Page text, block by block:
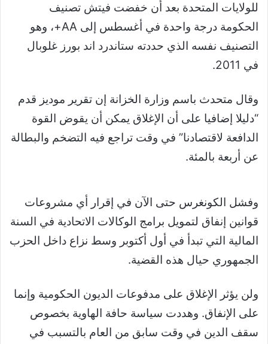
للولايات المتحدة بعد أن خفضت فيتش تصنيف
الحكومة درجة واحدة في أغسطس إلى AA+، وهو
التصنيف نفسه الذي حددته ستاندرد اند بورز غلوبال
في 2011.
وقال متحدث باسم وزارة الخزانة إن تقرير موديز قدم
“دليلا إضافيا على أن الإغلاق يمكن أن يقوض القوة
الدافعة لاقتصادنا” في وقت تراجع فيه التضخم والبطالة
عن أربعة بالمئة.
وفشل الكونغرس حتى الآن في إقرار أي مشروعات
قوانين إنفاق لتمويل برامج الوكالات الاتحادية في السنة
المالية التي تبدأ في أول أكتوبر وسط نزاع داخل الحزب
الجمهوري حيال هذه القضية.
ولن يؤثر الإغلاق على مدفوعات الديون الحكومية وإنما
على الإنفاق. وهددت سياسة حافة الهاوية بخصوص
سقف الدين في وقت سابق من العام بالتسبب في